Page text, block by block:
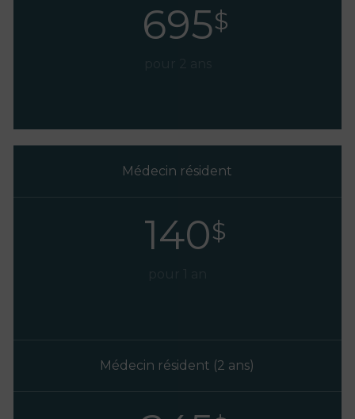
695$
Médecin résident
140$
Médecin résident (2 ans)